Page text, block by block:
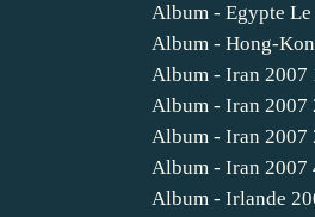
Album - Egypte
Album - Hong-
Album - Iran 2007
Album - Iran 2007
Album - Iran 2007
Album - Iran 2007
Album - Irlande